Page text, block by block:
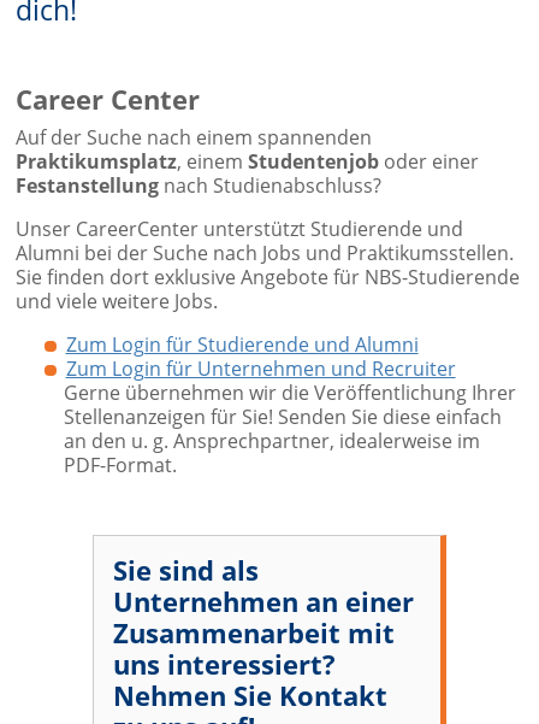
dich!
Career Center
Auf der Suche nach einem spannenden
Praktikumsplatz, einemStudentenjob oder einer
Festanstellung nach Studienabschluss?
Unser CareerCenter unterstützt Studierende und
Alumni bei der Suche nach Jobs und Praktikumsstellen.
Sie finden dort exklusive Angebote für NBS-Studierende
und viele weitere Jobs.
Zum Login für Studierende und Alumni
Zum Login für Unternehmen und Recruiter
Gerne übernehmen wir die Veröffentlichung Ihrer
Stellenanzeigen für Sie! Senden Sie diese einfach
an den u. g. Ansprechpartner, idealerweise im
PDF-Format.
Sie sind als
Unternehmen an einer
Zusammenarbeit mit
uns interessiert?
Nehmen Sie Kontakt